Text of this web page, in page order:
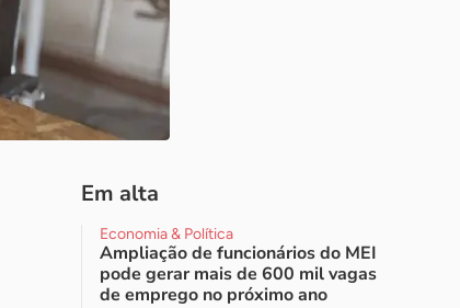
Em alta
Economia & Política
Ampliação de funcionários do MEI
pode gerar mais de 600 mil vagas
de emprego no próximo ano